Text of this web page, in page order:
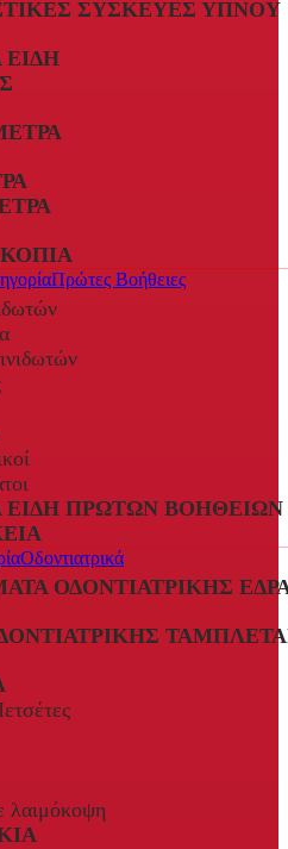
ΣΥΣΚΕΥΈΣ ΎΠΝΟΥ
ΕΊΔΗ
Πρώτες Βοήθειες
ΕΊΔΗ ΠΡΏΤΩΝ ΒΟΗΘΕΙΏΝ
Οδοντιατρικά
ΟΔΟΝΤΙΑΤΡΙΚΉΣ
λαιμόκοψη